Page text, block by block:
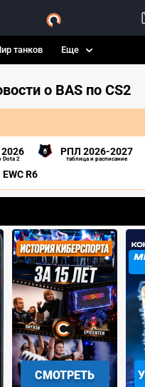
танков Еще
о BAS по CS2
Dota 2
РПЛ 2026-2027
таблица и расписание
EWC R6
СМОТРЕТЬ